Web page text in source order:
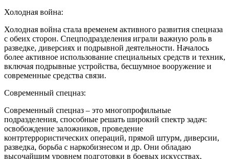
Холодная война:
Холодная война стала временем активного развития спецназа
с обеих сторон. Спецподразделения играли важную роль в
разведке, диверсиях и подрывной деятельности. Началось
более активное использование специальных средств и техник,
включая подрывные устройства, бесшумное вооружение и
современные средства связи.
Современный спецназ:
Современный спецназ – это многопрофильные
подразделения, способные решать широкий спектр задач:
освобождение заложников, проведение
контртеррористических операций, прямой штурм, диверсии,
разведка, борьба с наркобизнесом и др. Они обладаю
высочайшим уровнем подготовки в боевых искусствах,